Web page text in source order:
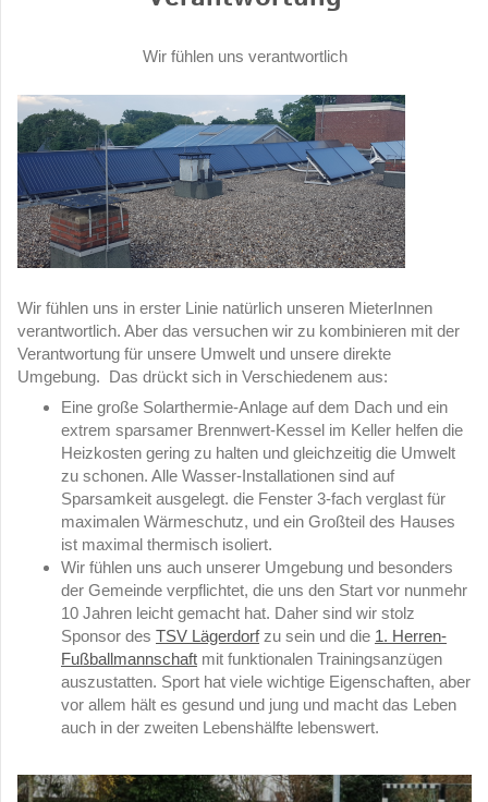
Wir fühlen uns verantwortlich
Wir fühlen uns in erster Linie natürlich unseren MieterInnen
verantwortlich. Aber das versuchen wir zu kombinieren mit der
Verantwortung für unsere Umwelt und unsere direkte
Umgebung. Das drückt sich in Verschiedenem aus:
Eine große Solarthermie-Anlage auf dem Dach und ein
extrem sparsamer Brennwert-Kessel im Keller helfen die
Heizkosten gering zu halten und gleichzeitig die Umwelt
zu schonen. Alle Wasser-Installationen sind auf
Sparsamkeit ausgelegt. die Fenster 3-fach verglast für
maximalen Wärmeschutz, und ein Großteil des Hauses
ist maximal thermisch isoliert.
Wir fühlen uns auch unserer Umgebung und besonders
der Gemeinde verpflichtet, die uns den Start vor nunmehr
10 Jahren leicht gemacht hat. Daher sind wir stolz
Sponsor des TSV Lägerdorfzu sein und die 1. Herren-
Fußballmannschaft mit funktionalen Trainingsanzügen
auszustatten. Sport hat viele wichtige Eigenschaften, aber
vor allem hält es gesund und jung und macht das Leben
auch in der zweiten Lebenshälfte lebenswert.